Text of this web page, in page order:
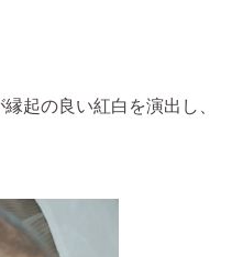
起の良い紅白を演出し、